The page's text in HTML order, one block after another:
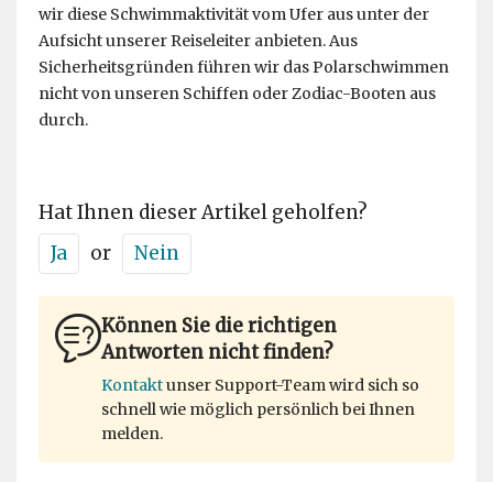
wir diese Schwimmaktivität vom Ufer aus unter der
Aufsicht unserer Reiseleiter anbieten. Aus
Sicherheitsgründen führen wir das Polarschwimmen
nicht von unseren Schiffen oder Zodiac-Booten aus
durch.
Hat Ihnen dieser Artikel geholfen?
Ja
or Nein
Können Sie die richtigen
Antworten nicht finden?
Kontaktunser Support-Team wird sich so
schnell wie möglich persönlich bei Ihnen
melden.